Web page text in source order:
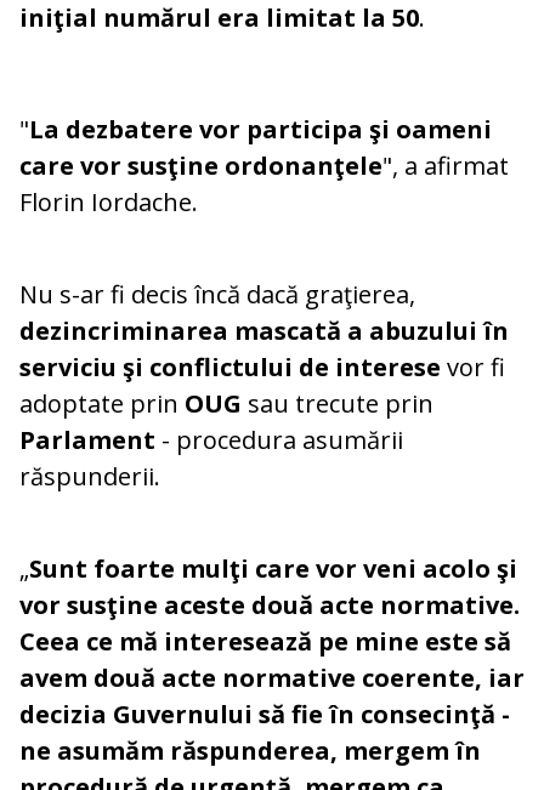
iniţial numărul era limitat la 50.
"La dezbatere vor participa şi oameni
care vor susţine ordonanţele", a afirmat
Florin Iordache.
Nu s-ar fi decis încă dacă graţierea,
dezincriminarea mascată a abuzului în
serviciu şi conflictului de interese vor fi
adoptate prin OUG sau trecute prin
Parlament - procedura asumării
răspunderii.
„Sunt foarte mulţi care vor veni acolo şi
vor susţine aceste două acte normative.
Ceea ce mă interesează pe mine este să
avem două acte normative coerente, iar
decizia Guvernului să fie în consecinţă -
ne asumăm răspunderea, mergem în